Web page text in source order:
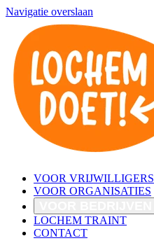
Navigatie overslaan
VOOR VRIJWILLIGERS
VOOR ORGANISATIES
LOCHEM TRAINT
CONTACT